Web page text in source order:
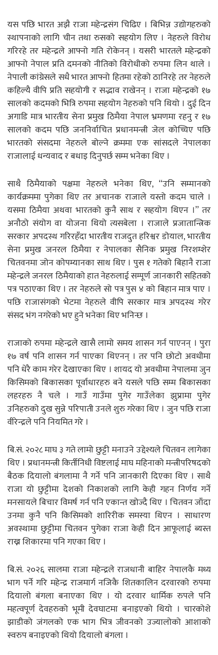
यस पछि भारत अझै राजा महेन्द्रसंग चिढिए । बिभिन्न उद्योगहरुको
स्थापनाको लागि चीन तथा रुसको सहयोग लिए । नेहरुले विरोध
गरिरहे तर महेन्द्रले आफ्नो गति रोकेनन् । यसरी भारतले महेन्द्रको
आफ्नो नेपाल प्रति दमनको नीतिको विरोधीको रुपमा लिन थाले ।
नेपाली कांग्रेसले सधै भारत आफ्नो हितमा रहेको ठानिरहे तर नेहरुले
कहिल्यै वीपि प्रति सहयोगी र सद्भाव राखेनन् । राजा महेन्द्रको १७
सालको कदमको भित्रि रुपमा सहयोग नेहरुको पनि थियो । दुई दिन
अगाडि मात्र भारतीय सेना प्रमुख ठिमैया नेपाल भ्रमणमा रहनु र १७
सालको कदम पछि जननिर्वाचित प्रधानमन्त्री जेल कोच्चिए पछि
भारतको संसदमा नेहरुले बोल्ने क्रममा एक सांसदले नेपालका
राजालाई धन्यवाद र बधाइ दिनुपर्छ सम्म भनेका थिए ।
साथै ठिमैयाको पक्षमा नेहरुले भनेका थिए, “उनि सम्मानको
कार्यक्रममा पुगेका थिए तर अचानक राजाले यस्तो कदम चाले ।
यसमा ठिमैया अथवा भारतको कुनै साथ र सहयोग थिएन ।” तर
अनौठो संयोग वा योजना थियो त्यसबेला । राजाले प्रजातान्त्रिक
सरकार अपदस्थ गरिरहँदा भारतीय राजदुत हरिश्वर डोयाल, भारतीय
सेना प्रमुख जनरल ठिमैया र नेपालका सैनिक प्रमुख निरशम्शेर
चितवनमा जोन कोपम्यानका साथ थिए । पुस १ गतेको बिहानै राजा
महेन्द्रले जनरल ठिमैयाको हात नेहरुलाई सम्पूर्ण जानकारी सहितको
पत्र पठाएका थिए । तर नेहरुले सो पत्र पुस ४ को बिहान मात्र पाए ।
पछि राजासंगको भेटमा नेहरुले वीपि सरकार मात्र अपदस्थ गरेर
संसद भंग नगरेको भए हुने भनेका थिए भनिन्छ ।
राजाको रुपमा महेन्द्रले खासै लामो समय शासन गर्न पाएनन् । पुरा
१७ वर्ष पनि शासन गर्न पाएका थिएनन् । तर पनि छोटो अवधीमा
पनि धेरै काम गरेर देखाएका थिए । शायद यो अवधीमा नेपालमा जुन
किसिमको बिकासका पूर्वाधारहरु बने यसले पछि सम्म बिकासका
लहरहरु नै चले । गाउँ गाउँमा पुगेर गाउँलेका झुप्रामा पुगेर
उनिहरुको दुख सुन्ने परिपाती उनले शुरु गरेका थिए । जुन पछि राजा
वीरेन्द्रले पनि नियमित गरे ।
बि.सं. २०२८ माघ ३ गते लामो छुट्टी मनाउने उद्देश्यले चितवन लागेका
थिए । प्रधानमन्त्री किर्तीनिधी विष्टलाई माघ महिनाको मन्त्रीपरिषदको
बैठक दियालो बंगलामा नै गर्ने पनि जानकारी दिएका थिए । साथै
राजा यो छुट्टीमा देशको निकाशको लागि केही गहन निर्णय गर्ने
मनसायले बिचार विमर्ष गर्न पनि एकान्त खोज्दै थिए । चितवन जाँदा
उनमा कुनै पनि किसिमको शारिरीक समस्या थिएन । साधारण
अवस्थामा छुट्टीमा चितवन पुगेका राजा केही दिन आफूलाई ब्यस्त
राख्न शिकारमा पनि गएका थिए ।
बि.सं. २०२६ सालमा राजा महेन्द्रले राजधानी बाहिर नेपालकै मध्य
भाग पर्ने गरि महेन्द्र राजमार्ग नजिकै शितकालिन दरवारको रुपमा
दियालो बंगला बनाएका थिए । यो दरवार धार्मिक रुपले पनि
महत्वपूर्ण देवहरुको भूमी देवघाटमा बनाइएको थियो । चारकोशे
झाडीको जंगलको एक भाग भित्र जीवनको उज्यालोको आशाको
स्वरुप बनाइएको थियो दियालो बंगला ।